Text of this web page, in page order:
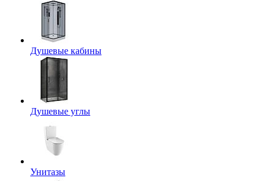
Душевые кабины
Душевые углы
Унитазы